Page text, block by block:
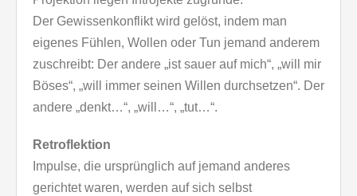
Der Gewissenkonflikt wird gelöst, indem man
eigenes Fühlen, Wollen oder Tun jemand anderem
zuschreibt: Der andere „ist sauer auf mich“, „will mir
Böses“, „will immer seinen Willen durchsetzen“. Der
andere „denkt…“, „will…“, „tut…“.
Retroflektion
Impulse, die ursprünglich auf jemand anderes
gerichtet waren, werden auf sich selbst